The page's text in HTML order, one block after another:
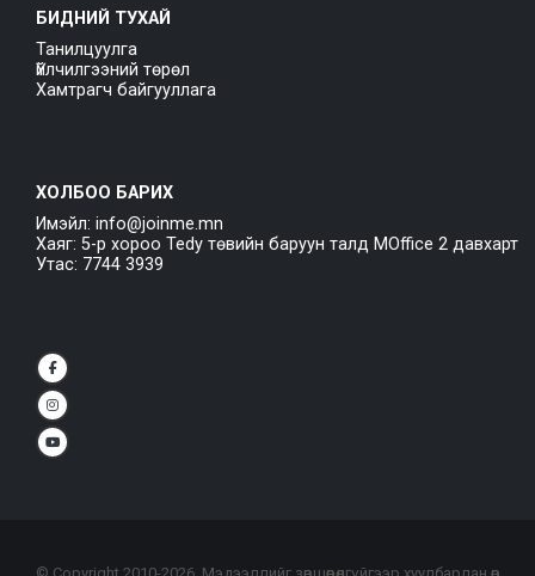
БИДНИЙ ТУХАЙ
Танилцуулга
Үйлчилгээний төрөл
Хамтрагч байгууллага
ХОЛБОО БАРИХ
Имэйл: info@joinme.mn
Хаяг: 5-р хороо Tedy төвийн баруун талд MOffice 2 давхарт
Утас: 7744 3939